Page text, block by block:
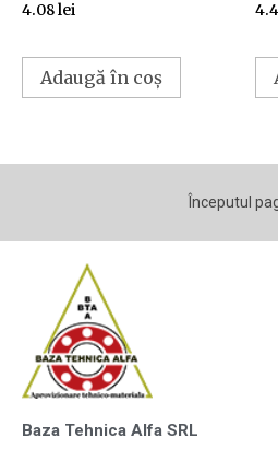
4.08lei
Adaugă în coș
Începutul
Baza Tehnica Alfa SRL